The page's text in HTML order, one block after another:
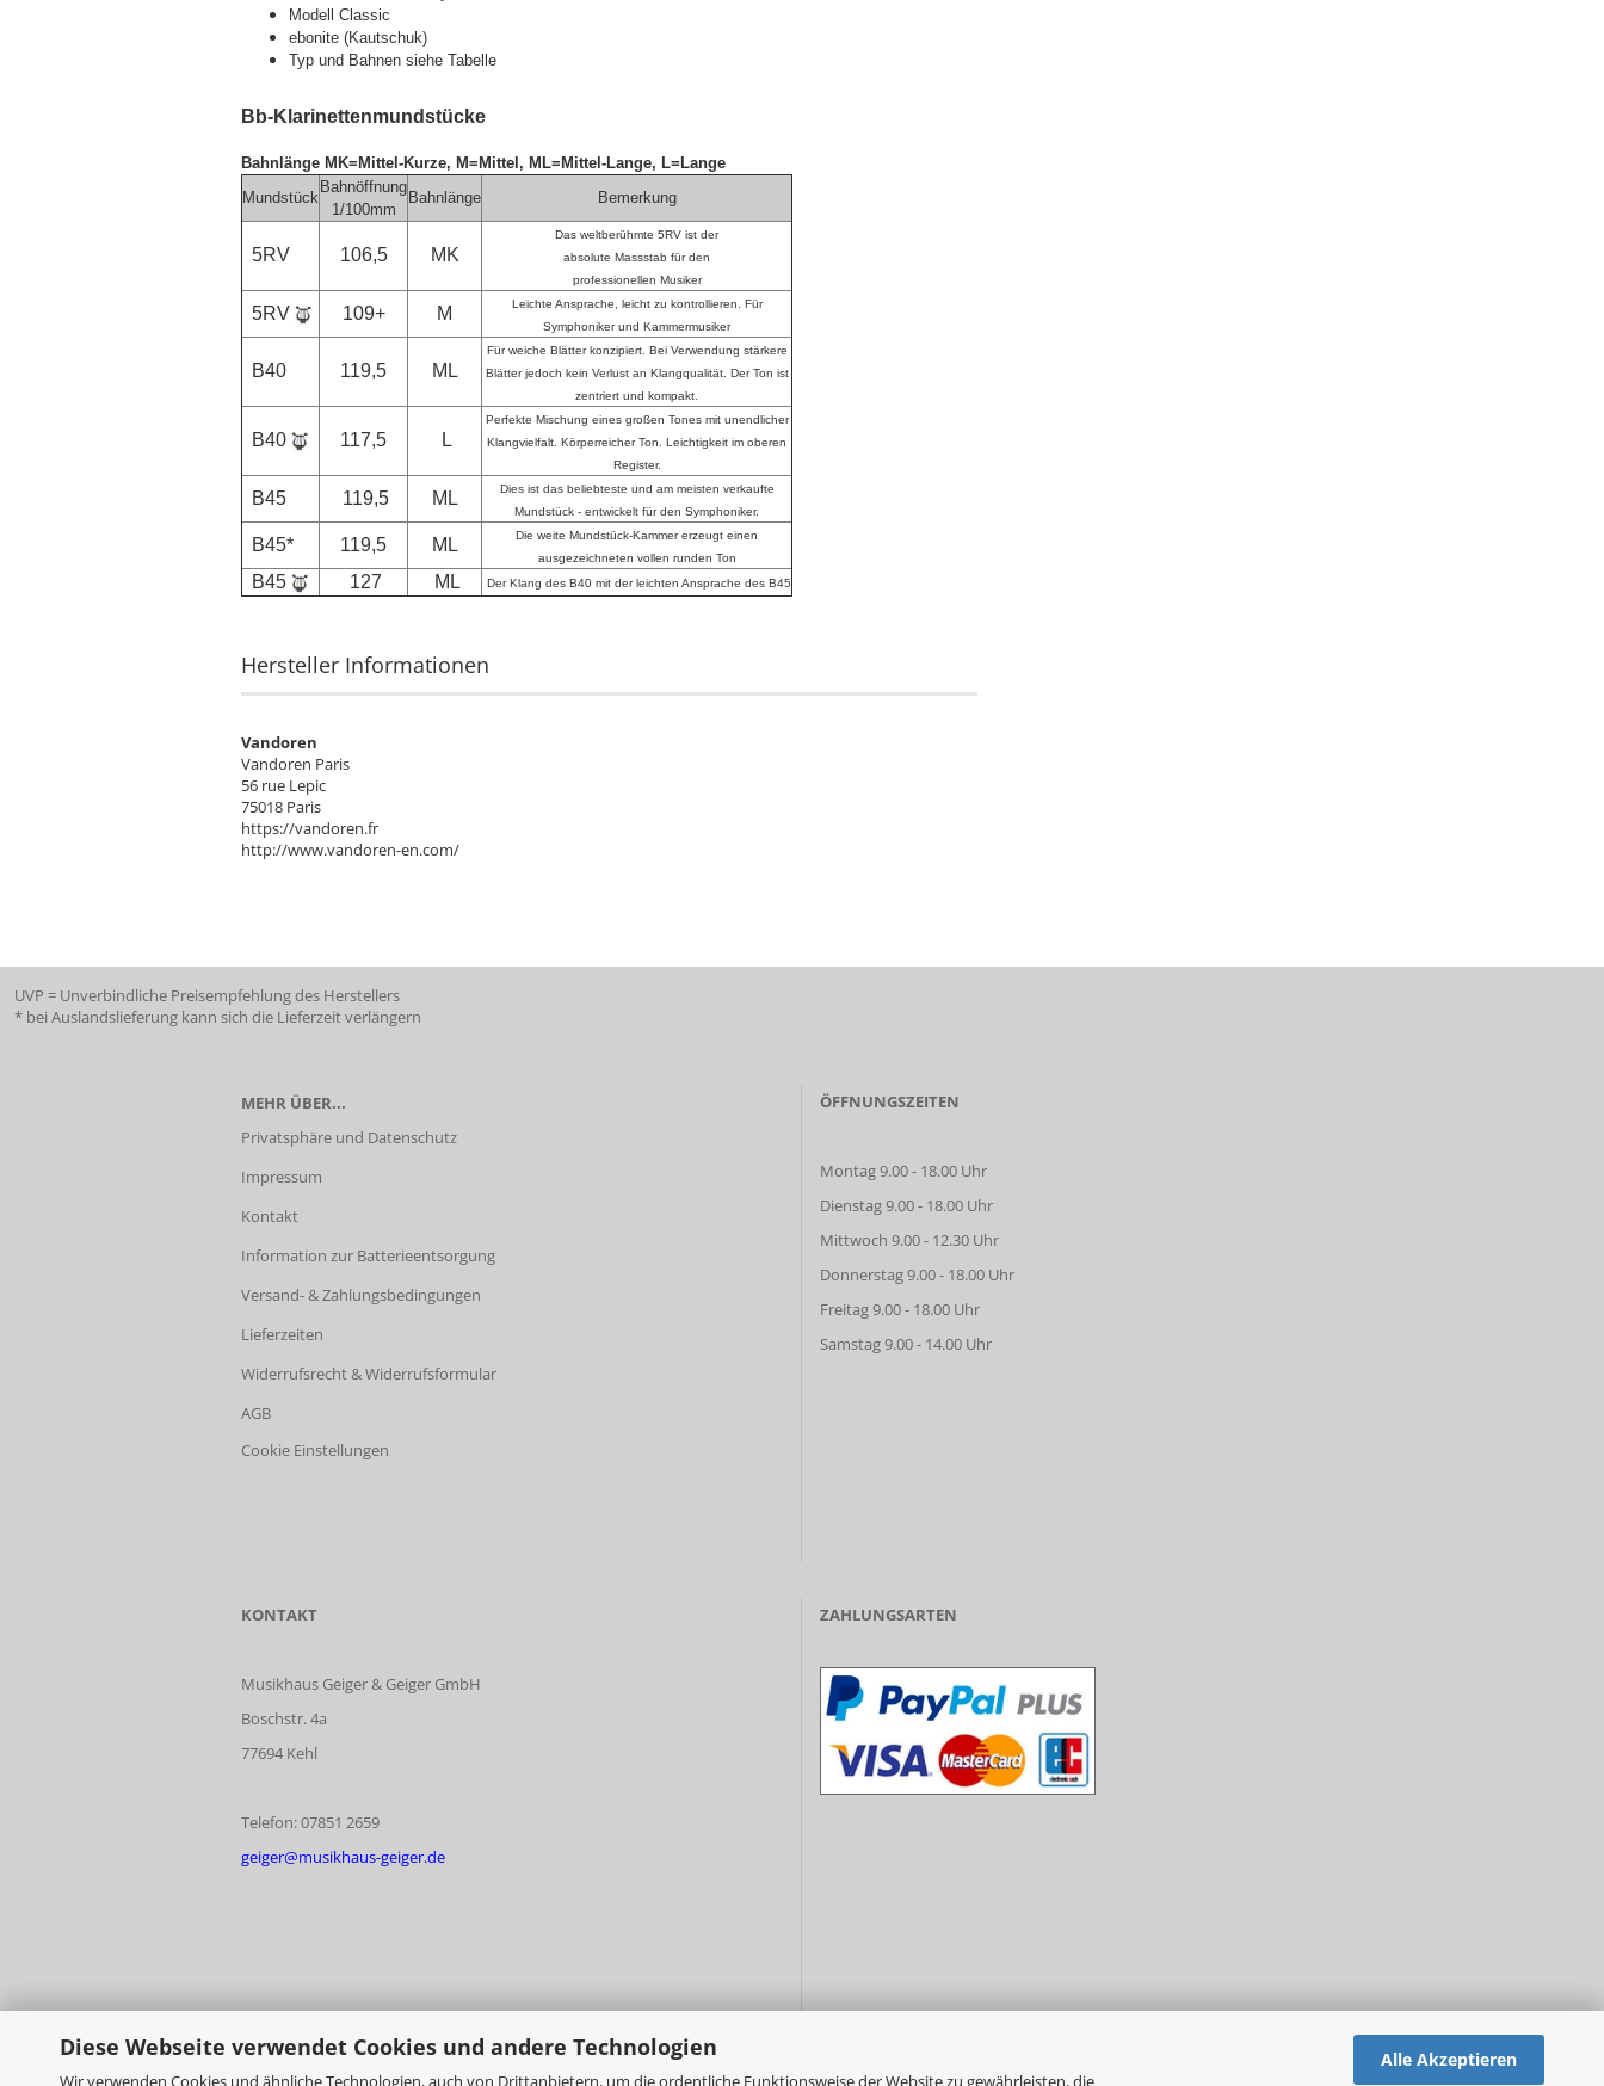
Diese Webseite verwendet Cookies und andere Technologien
Wir verwenden Cookies und ähnliche Technologien, auch von Drittanbietern, um die ordentliche Funktionsweise der Website zu gewährleisten, die
Alle Akzeptieren
Modell Classic
ebonite (Kautschuk)
Typ und Bahnen siehe Tabelle
Bb-Klarinettenmundstücke
Bahnlänge MK=Mittel-Kurze, M=Mittel, ML=Mittel-Lange, L=Lange
Mundstück
Bahnöffnung
1/100mm
Bahnlänge Bemerkung
5RV 106,5 MK
Das weltberühmte 5RV ist der
absolute Massstab für den
professionellen Musiker
5RV 109+ M
Leichte Ansprache, leicht zu kontrollieren. Für
Symphoniker und Kammermusiker
B40 119,5 ML
Für weiche Blätter konzipiert. Bei Verwendung stärkere
Blätter jedoch kein Verlust an Klangqualität. Der Ton ist
zentriert und kompakt.
B40 117,5 L
Perfekte Mischung eines großen Tones mit unendlicher
Klangvielfalt. Körperreicher Ton. Leichtigkeit im oberen
Register.
B45 119,5 ML
Dies ist das beliebteste und am meisten verkaufte
Mundstück - entwickelt für den Symphoniker.
B45* 119,5 ML
Die weite Mundstück-Kammer erzeugt einen
ausgezeichneten vollen runden Ton
B45 127 ML Der Klang des B40 mit der leichten Ansprache des B45
Hersteller Informationen
Vandoren
Vandoren Paris
56 rue Lepic
75018 Paris
https://vandoren.fr
http://www.vandoren-en.com/
UVP = Unverbindliche Preisempfehlung des Herstellers
* bei Auslandslieferung kann sich die Lieferzeit verlängern
MEHR ÜBER...
Privatsphäre und Datenschutz
Impressum
Kontakt
Information zur Batterieentsorgung
Versand- & Zahlungsbedingungen
Lieferzeiten
Widerrufsrecht & Widerrufsformular
AGB
Cookie Einstellungen
ÖFFNUNGSZEITEN
Montag 9.00 - 18.00 Uhr
Dienstag 9.00 - 18.00 Uhr
Mittwoch 9.00 - 12.30 Uhr
Donnerstag 9.00 - 18.00 Uhr
Freitag 9.00 - 18.00 Uhr
Samstag 9.00 - 14.00 Uhr
KONTAKT
Musikhaus Geiger & Geiger GmbH
Boschstr. 4a
77694 Kehl
Telefon: 07851 2659
geiger@musikhaus-geiger.de
ZAHLUNGSARTEN